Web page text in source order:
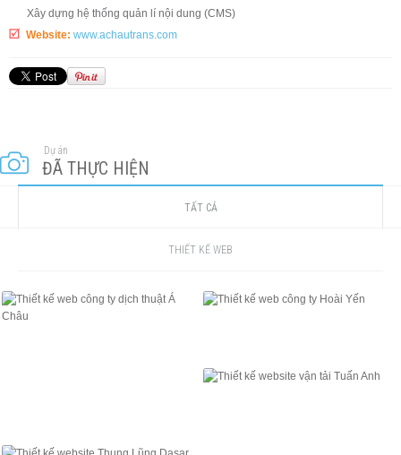
Xây dựng hệ thống quản lí nội dung (CMS)
Website: www.achautrans.com
Dự án
ĐÃ THỰC HIỆN
TẤT CẢ
THIẾT KẾ WEB